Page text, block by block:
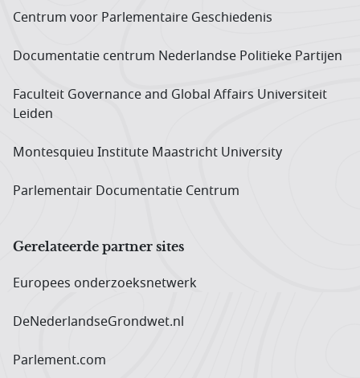
Centrum voor Parlementaire Geschiedenis
Documentatie centrum Neder­landse Politieke Partijen
Faculteit Governance and Global Affairs Universiteit
Leiden
Montesquieu Institute Maastricht University
Parlementair Documentatie Centrum
Gerelateerde partner sites
Europees onderzoeks­netwerk
DeNederlandseGrondwet.nl
Parlement.com